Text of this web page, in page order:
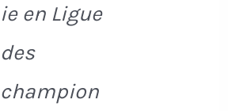
ie en Ligue
des
champion